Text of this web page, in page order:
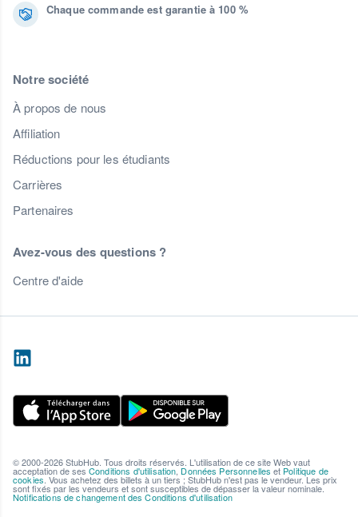
Chaque commande est garantie à 100 %
Notre société
À propos de nous
Affiliation
Réductions pour les étudiants
Carrières
Partenaires
Avez-vous des questions ?
Centre d'aide
© 2000-2026 StubHub. Tous droits réservés. L'utilisation de ce site Web vaut
acceptation de ses Conditions d'utilisation Données Personnelles et Politique de
cookies . Vous achetez des billets à un tiers ; StubHub n'est pas le vendeur. Les prix
sont fixés par les vendeurs et sont susceptibles de dépasser la valeur nominale.
Notifications de changement des Conditions d'utilisation